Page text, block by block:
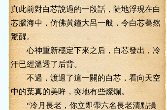
真此前對白芯說過的一段話，陡地浮現在白
芯腦海中，仿佛黃鐘大呂一般，令白芯驀然
驚醒。
心神重新穩定下來之后，白芯發出，冷
汗已經溫透了后背。
不過，渡過了這一關的白芯，看向天空
中的葉真的美眸，突地有些燦爛。
“冷月長老，你立即帶六名長老清點損